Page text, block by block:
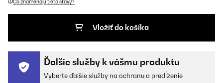
Čo znamenajú tieto stavy?
Vložiť do košíka
Ďalšie služby k vášmu produktu
Vyberte ďalšie služby na ochranu a predĺženie